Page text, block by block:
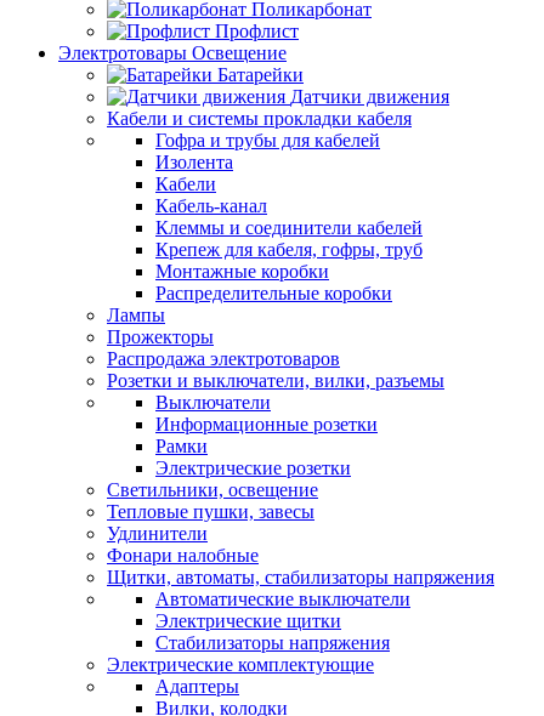
Поликарбонат
Профлист
Электротовары Освещение
Батарейки
Датчики движения
Кабели и системы прокладки кабеля
Гофра и трубы для кабелей
Изолента
Кабели
Кабель-канал
Клеммы и соединители кабелей
Крепеж для кабеля, гофры, труб
Монтажные коробки
Распределительные коробки
Лампы
Прожекторы
Распродажа электротоваров
Розетки и выключатели, вилки, разъемы
Выключатели
Информационные розетки
Рамки
Электрические розетки
Светильники, освещение
Тепловые пушки, завесы
Удлинители
Фонари налобные
Щитки, автоматы, стабилизаторы напряжения
Автоматические выключатели
Электрические щитки
Стабилизаторы напряжения
Электрические комплектующие
Адаптеры
Вилки, колодки